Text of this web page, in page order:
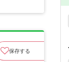
保存する